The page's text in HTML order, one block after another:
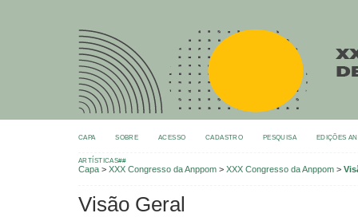
CAPA SOBRE ACESSO CADASTRO PESQUISA EDIÇÕES
ARTÍSTICAS##
Capa > XXX Congresso da Anppom > XXX Congresso da Anppom >
Visão Geral